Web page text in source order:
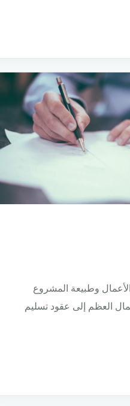
المشروع
إلى عقود تسليم